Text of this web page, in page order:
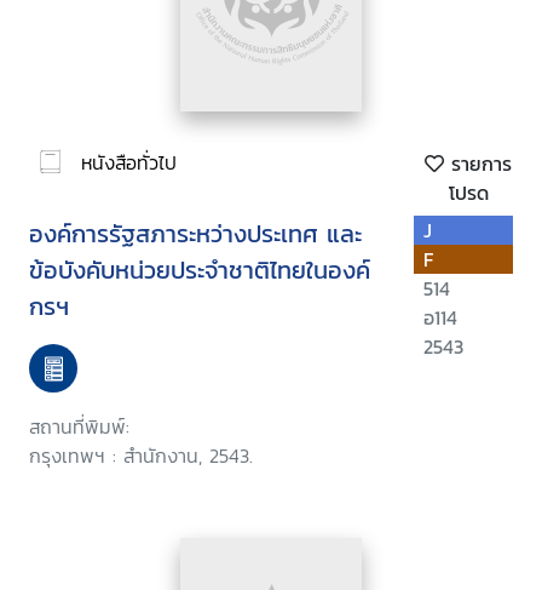
หนังสือทั่วไป
รายการ
โปรด
องค์การรัฐสภาระหว่างประเทศ และ
ข้อบังคับหน่วยประจำชาติไทยในองค์
กรฯ
สถานที่พิมพ์:
กรุงเทพฯ : สำนักงาน, 2543.
J
F
514
อ114
2543